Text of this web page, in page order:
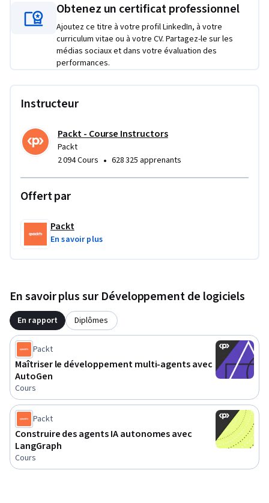
contextuels dotés d’une mémoire persistante, de créer des
pipelines de traitement de documents et de déployer des
solutions d’entreprise basées sur la technologie RAG offrant
des expériences d’IA précises et étayées.
Obtenez un certificat professionnel
Ajoutez ce titre à votre profil LinkedIn, à votre
curriculum vitae ou à votre CV. Partagez-le sur les
médias sociaux et dans votre évaluation des
performances.
Instructeur
Packt - Course Instructors
Packt
2 094 Cours • 628 325 apprenants
Offert par
Packt
En savoir plus
En savoir plus sur Développement de logiciels
En rapport Diplômes
Packt
Maîtriser le développement multi-agents avec
AutoGen
Cours
Packt
Construire des agents IA autonomes avec
LangGraph
Cours